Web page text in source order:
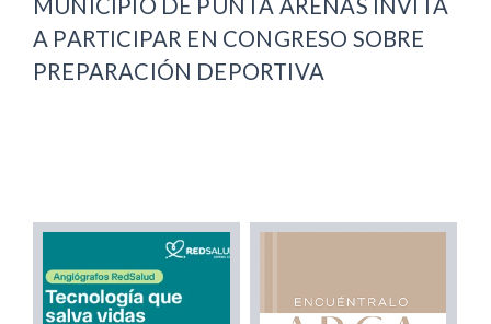
MUNICIPIO DE PUNTA ARENAS INVITA
A PARTICIPAR EN CONGRESO SOBRE
PREPARACIÓN DEPORTIVA